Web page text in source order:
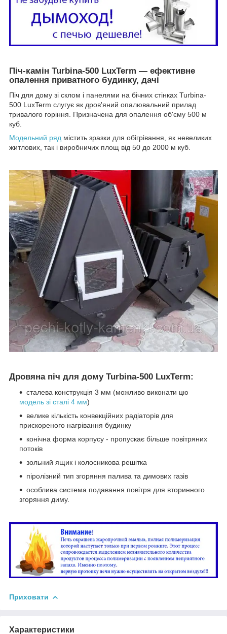
Піч-камін Turbina-500 LuxTerm — ефективне
опалення приватного будинку, дачі
Піч для дому зі склом і панелями на бічних стінках Turbina-
500 LuxTerm слугує як дров'яний опалювальний прилад
тривалого горіння. Призначена для опалення об'єму 500 м
куб.
Модельний ряд містить зразки для обігрівання, як невеликих
житлових, так і виробничих площ від 50 до 2000 м куб.
Дровяна піч для дому Turbina-500 LuxTerm:
сталева конструкція 3 мм (можливо виконати цю
модель зі сталі 4 мм)
велике кількість конвекційних радіаторів для
прискореного нагрівання будинку
конічна форма корпусу - пропускає більше повітряних
потоків
зольний ящик і колосникова решітка
піролізний тип згоряння палива та димових газів
особлива система подавання повітря для вторинного
згоряння диму.
Приховати
Характеристики